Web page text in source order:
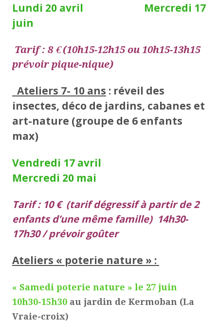
Lundi 20 avril Mercredi 17
juin
Tarif : 8 € (10h15-12h15 ou 10h15-13h15
prévoir pique-nique)
Ateliers 7- 10 ans : réveil des
insectes, déco de jardins, cabanes et
art-nature (groupe de 6 enfants
max)
Vendredi 17 avril
Mercredi 20 mai
Tarif : 10 € (tarif dégressif à partir de 2
enfants d’une même famille) 14h30-
17h30 / prévoir goûter
Ateliers « poterie nature » :
« Samedi poterie nature » le 27 juin
10h30-15h30 au jardin de Kermoban (La
Vraie-croix)